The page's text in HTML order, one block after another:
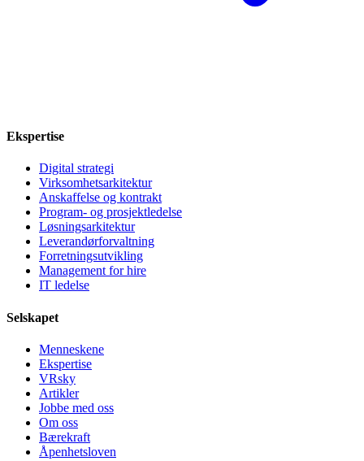
Ekspertise
Digital strategi
Virksomhetsarkitektur
Anskaffelse og kontrakt
Program- og prosjektledelse
Løsningsarkitektur
Leverandørforvaltning
Forretningsutvikling
Management for hire
IT ledelse
Selskapet
Menneskene
Ekspertise
VRsky
Artikler
Jobbe med oss
Om oss
Bærekraft
Åpenhetsloven